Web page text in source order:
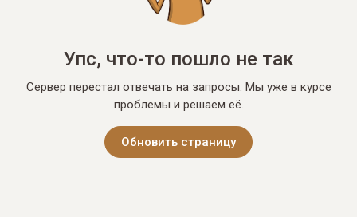
Упс, что-то пошло не так
Сервер перестал отвечать на запросы. Мы уже в курсе
проблемы и решаем её.
Обновить страницу